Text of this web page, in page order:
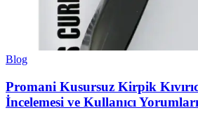
Blog
Promani Kusursuz Kirpik
İncelemesi ve Kullanıcı Yorumları